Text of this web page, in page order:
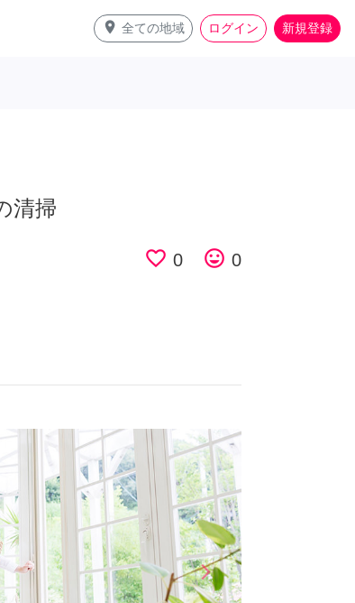
place 全ての地域 ログイン 新規登録
清掃
favorite_border 0 tag_faces 0
arrow_forward_iosNext